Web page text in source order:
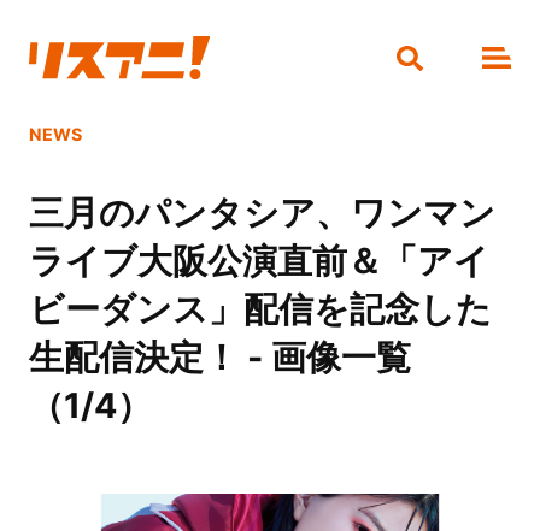
NEWS
三月のパンタシア、ワンマン
ライブ大阪公演直前＆「アイ
ビーダンス」配信を記念した
生配信決定！ - 画像一覧
（1/4）